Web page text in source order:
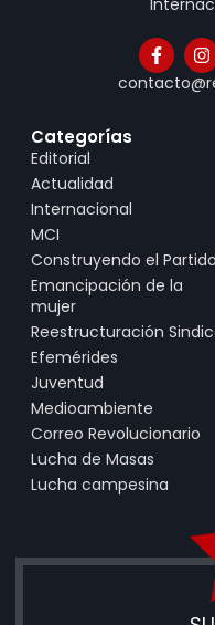
Categorías
Editorial
Actualidad
Internacional
MCI
Construyendo el Partido
Emancipación de la
mujer
Reestructuración
Efemérides
Juventud
Medioambiente
Correo Revolucionario
Lucha de Masas
Lucha campesina